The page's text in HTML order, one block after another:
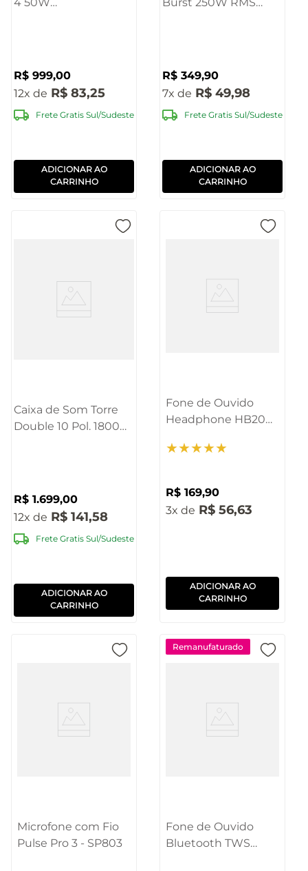
R$ 999,00
12
R$ 83,25
Frete Gratis Sul/Sudeste
ADICIONAR AO
CARRINHO
R$ 349,90
7
R$ 49,98
Frete Gratis Sul/Sudeste
ADICIONAR AO
CARRINHO
Caixa de Som Torre
Double 10 Pol. 1800W
R$ 1.699,00
12
R$ 141,58
Frete Gratis Sul/Sudeste
ADICIONAR AO
CARRINHO
Fone de Ouvido
Headphone HB200
Pulse - PH430
★★★★★
R$ 169,90
3
R$ 56,63
ADICIONAR AO
CARRINHO
Microfone com Fio
Pulse Pro 3 - SP803
Remanufaturado
Fone de Ouvido
Bluetooth TWS